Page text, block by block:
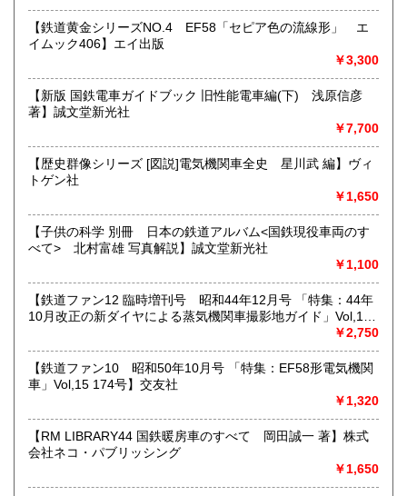
沿線名：★★電話・FAXでの在庫、状態確認及びご注文には
対応しません。お電話を頂いてもすべての方にメールでのお
営業時間：(平日)10:00-17:00
定休日：土日祝休/臨時休業有
★出張買取・郵送買取(※要事前相談)致します。
お気軽にご相談ください。
取り扱い分野
近代文献、趣味、サブカルチャー、古書一般（その他）
【鉄道黄金シリーズNO.4 EF58「セピア色の流線形」 エ
イムック406】エイ出版
￥3,300
【新版 国鉄電車ガイドブック 旧性能電車編(下) 浅原信彦
著】誠文堂新光社
￥7,700
【歴史群像シリーズ [図説]電気機関車全史 星川武 編】ヴィ
トゲン社
￥1,650
【子供の科学 別冊 日本の鉄道アルバム<国鉄現役車両のす
べて> 北村富雄 写真解説】誠文堂新光社
￥1,100
【鉄道ファン12 臨時増刊号 昭和44年12月号 「特集：44年
10月改正の新ダイヤによる蒸気機関車撮影地ガイド」Vol,19
￥2,750
【鉄道ファン10 昭和50年10月号 「特集：EF58形電気機関
車」Vol,15 174号】交友社
￥1,320
【RM LIBRARY44 国鉄暖房車のすべて 岡田誠一 著】株式
会社ネコ・パブリッシング
￥1,650